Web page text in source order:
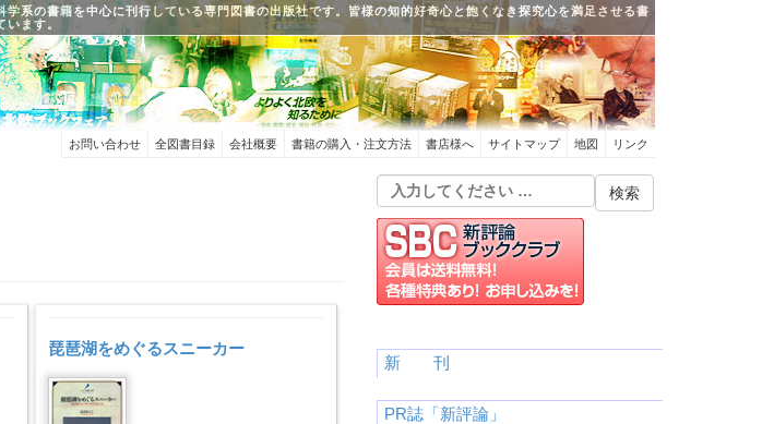
学系の書籍を中心に刊行している専門図書の出版社です。皆様の知的好奇心と飽くなき探究心を満足させる書
います。
お問い合わせ 全図書目録 会社概要 書籍の購入・注文方法 書店様へ サイトマップ 地図 リンク
琵琶湖をめぐるスニーカー
新 刊
PR誌「新評論」